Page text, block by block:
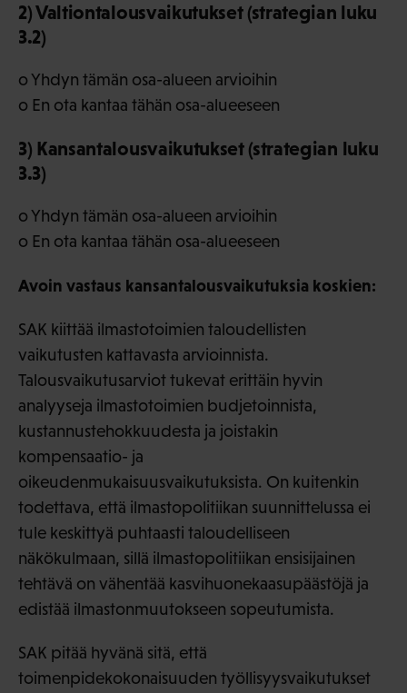
2) Valtiontalousvaikutukset (strategian luku
3.2)
o Yhdyn tämän osa-alueen arvioihin
o En ota kantaa tähän osa-alueeseen
3) Kansantalousvaikutukset (strategian luku
3.3)
o Yhdyn tämän osa-alueen arvioihin
o En ota kantaa tähän osa-alueeseen
Avoin vastaus kansantalousvaikutuksia koskien:
SAK kiittää ilmastotoimien taloudellisten
vaikutusten kattavasta arvioinnista.
Talousvaikutusarviot tukevat erittäin hyvin
analyyseja ilmastotoimien budjetoinnista,
kustannustehokkuudesta ja joistakin
kompensaatio- ja
oikeudenmukaisuusvaikutuksista. On kuitenkin
todettava, että ilmastopolitiikan suunnittelussa ei
tule keskittyä puhtaasti taloudelliseen
näkökulmaan, sillä ilmastopolitiikan ensisijainen
tehtävä on vähentää kasvihuonekaasupäästöjä ja
edistää ilmastonmuutokseen sopeutumista.
SAK pitää hyvänä sitä, että
toimenpidekokonaisuuden työllisyysvaikutukset